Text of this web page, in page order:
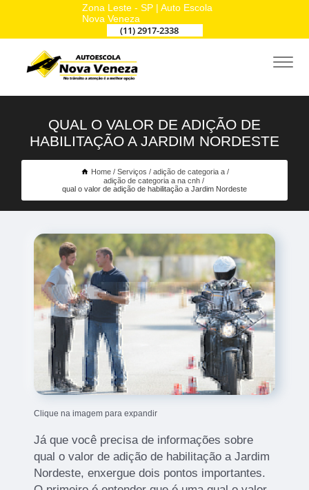
Zona Leste - SP | Auto Escola
Nova Veneza
(11) 2917-2338
QUAL O VALOR DE ADIÇÃO DE
HABILITAÇÃO A JARDIM NORDESTE
Home Serviços
adição de categoria a
adição de categoria a na cnh
qual o valor de adição de habilitação a Jardim Nordeste
Clique na imagem para expandir
Já que você precisa de informações sobre
qual o valor de adição de habilitação a Jardim
Nordeste, enxergue dois pontos importantes.